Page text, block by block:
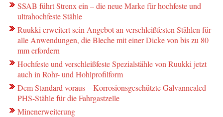
SSAB führt Strenx ein – die neue Marke für hochfeste und
ultrahochfeste Stähle
Ruukki erweitert sein Angebot an verschleißfesten Stählen für
alle Anwendungen, die Bleche mit einer Dicke von bis zu 80
mm erfordern
Hochfeste und verschleißfeste Spezialstähle von Ruukki jetzt
auch in Rohr- und Hohlprofilform
Dem Standard voraus – Korrosionsgeschützte Galvannealed
PHS-Stähle für die Fahrgastzelle
Minenerweiterung